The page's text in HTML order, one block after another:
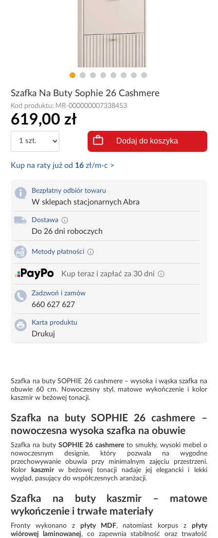
Szafka Na Buty Sophie 26 Cashmere
Kod produktu: MR-000000007338453
619,00 zł
Dodaj do koszyka
Kup na raty już od 16 zł/m-c >
Bezpłatny odbiór towaru
W sklepach stacjonarnych Abra
Dostawa
Do 26 dni roboczych
Metody płatności
Kup teraz i zapłać za 30 dni
Zadzwoń i zamów
660 627 627
Karta produktu
Drukuj
Szafka na buty SOPHIE 26 cashmere – wysoka i wąska szafka na
obuwie 60 cm. Nowoczesny styl, matowe wykończenie i kolor
kaszmir w beżowej tonacji.
Szafka na buty SOPHIE 26 cashmere –
nowoczesna wysoka szafka na obuwie
Szafka na butySOPHIE 26 cashmereto smukły, wysoki mebel o
nowoczesnym designie, który pozwala na wygodne
przechowywanie obuwia przy minimalnym zajęciu przestrzeni.
Kolor
kaszmirw beżowej tonacji nadaje jej elegancki i lekki
wygląd, pasujący do współczesnych aranżacji.
Szafka na buty kaszmir – matowe
wykończenie i trwałe materiały
Fronty wykonano z płyty MDF, natomiast korpus z płyty
wiórowej laminowanej, co zapewnia stabilność oraz trwałość